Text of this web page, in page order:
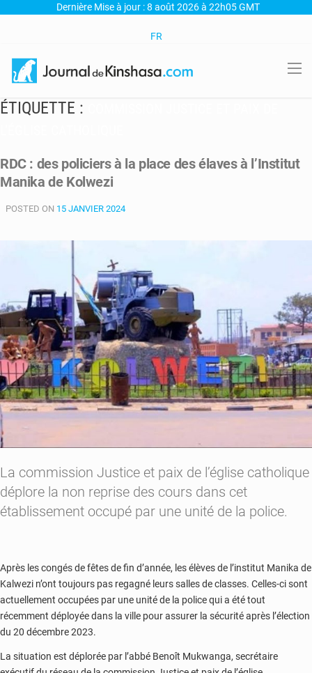
Dernière Mise à jour : 8 août 2026 à 22h05 GMT
FR
ÉTIQUETTE :
RDC : des policiers à la place des élaves à l’Institut
Manika de Kolwezi
POSTED ON 15 JANVIER 2024
La commission Justice et paix de l’église catholique
déplore la non reprise des cours dans cet
établissement occupé par une unité de la police.
Après les congés de fêtes de fin d’année, les élèves de l’institut Manika de
Kalwezi n’ont toujours pas regagné leurs salles de classes. Celles-ci sont
actuellement occupées par une unité de la police qui a été tout
récemment déployée dans la ville pour assurer la sécurité après l’élection
du 20 décembre 2023.
La situation est déplorée par l’abbé Benoît Mukwanga, secrétaire